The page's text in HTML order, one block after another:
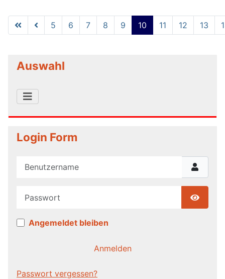
Seite 10 von 14
5 6 7 8 9 10 11 12 13
Auswahl
Login Form
Benutzername
Show
Angemeldet bleiben
Anmelden
Passwort vergessen?